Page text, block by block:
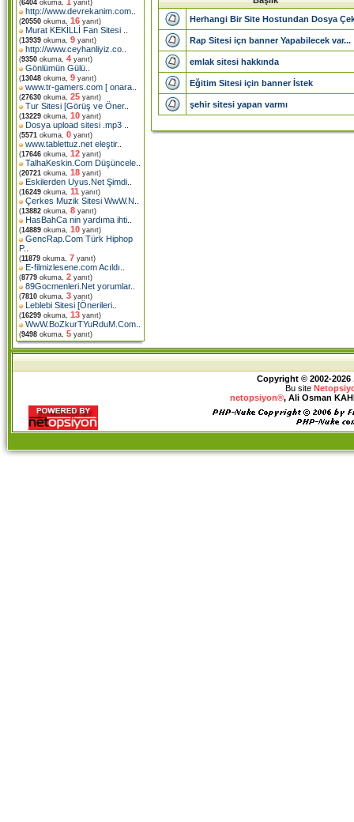
(6404 okuma, yanıt)
http://www.devrekanim.com
(20550 okuma, 16 yanıt)
Murat KEKİLLİ Fan Sitesi
(13939 okuma, 9 yanıt)
http://www.ceyhanliyiz.co
(9350 okuma, 4 yanıt)
Gönlümün Gülü
(13048 okuma, 9 yanıt)
www.tr-gamers.com [ onara
(27630 okuma, 25 yanıt)
Tur Sitesi [Görüş ve Öner..
(13229 okuma, 10 yanıt)
Dosya upload sitesi .mp3
(5571 okuma, 0 yanıt)
www.tablettuz.net eleştir..
(17646 okuma, 12 yanıt)
TalhaKeskin.Com Düşüncele
(20721 okuma, 18 yanıt)
Eskilerden Uyus.Net Şimdi
(16249 okuma, 11 yanıt)
Çerkes Muzik Sitesi WwW.N
(13882 okuma, 8 yanıt)
HasBahCa nin yardıma ihti
(14889 okuma, 10 yanıt)
GencRap.Com Türk Hiphop
P..
(11879 okuma, 7 yanıt)
E-filmizlesene.com Acıldı
(8779 okuma, 2 yanıt)
89Gocmenleri.Net yorumlar..
(7810 okuma, 3 yanıt)
Leblebi Sitesi [Önerileri
(16299 okuma, 13 yanıt)
WwW.BoZkurTYuRduM.Com
(9498 okuma, 5 yanıt)
Herhangi Bir Site Hostundan Dosya
Rap Sitesi içn banner Yapabilecek var...
emlak sitesi hakkında
Eğitim Sitesi için banner İstek
şehir sitesi yapan varmı
Copyright © 2002-2026
Bu site
netopsiyon®, Ali Osman